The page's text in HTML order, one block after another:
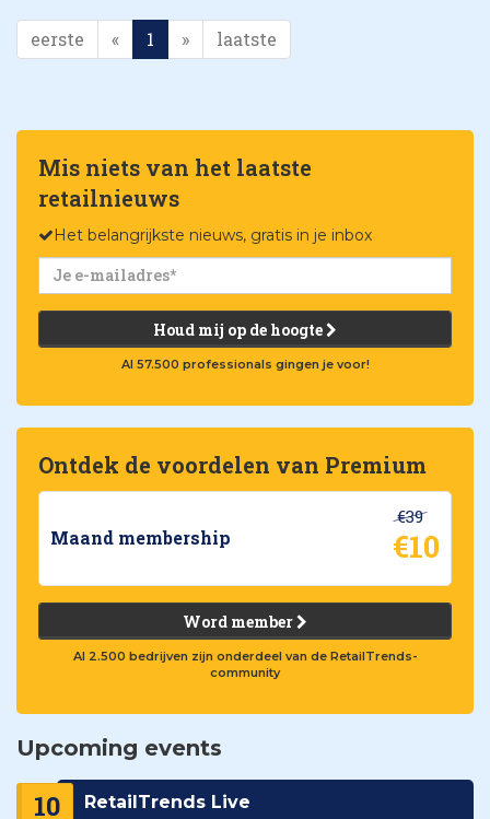
eerste « 1 » laatste
Mis niets van het laatste
retailnieuws
Het belangrijkste nieuws, gratis in je inbox
Houd mij op de hoogte
Al 57.500 professionals gingen je voor!
Ontdek de voordelen van Premium
Maand membership
€39
€10
Word member
Al 2.500 bedrijven zijn onderdeel van de RetailTrends-
community
Upcoming events
10 RetailTrends Live